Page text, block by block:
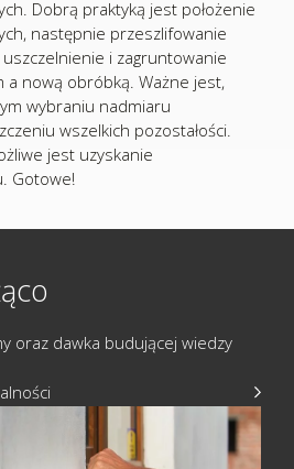
Dobrą praktyką jest położenie
następnie przeszlifowanie
i zagruntowanie
a nową obróbką. Ważne jest,
wybraniu nadmiaru
wszelkich pozostałości.
jest uzyskanie
Gotowe!
oraz dawka budującej wiedzy